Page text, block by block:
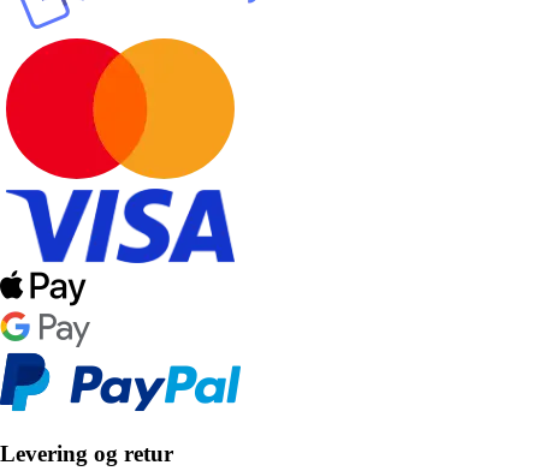
Levering og retur